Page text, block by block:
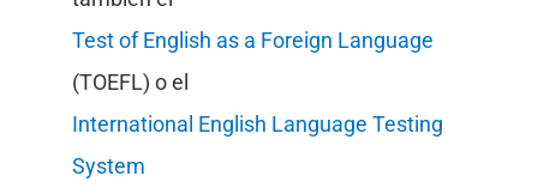
Test of English as a Foreign Language
(TOEFL) o el
International English Language Testing
System